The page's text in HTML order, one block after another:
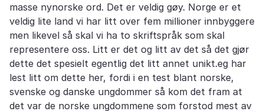
masse nynorske ord. Det er veldig gøy. Norge er et
veldig lite land vi har litt over fem millioner innbyggere
men likevel så skal vi ha to skriftspråk som skal
representere oss. Litt er det og litt av det så det gjør
dette det spesielt egentlig det litt annet unikt.eg har
lest litt om dette her, fordi i en test blant norske,
svenske og danske ungdommer så kom det fram at
det var de norske ungdommene som forstod mest av